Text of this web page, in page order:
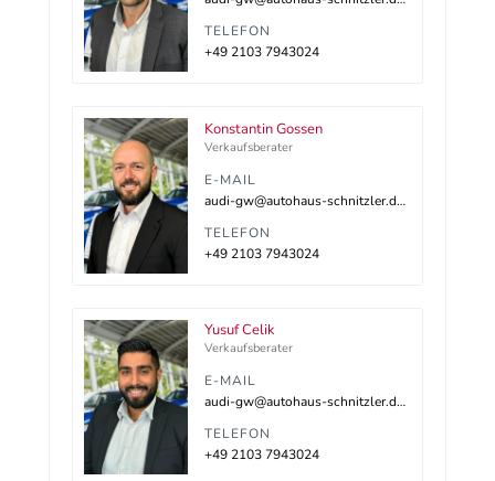
TELEFON
+49 2103 7943024
Konstantin Gossen
Verkaufsberater
E-MAIL
audi-gw@autohaus-schnitzler.dealerdesk.de
TELEFON
+49 2103 7943024
Yusuf Celik
Verkaufsberater
E-MAIL
audi-gw@autohaus-schnitzler.dealerdesk.de
TELEFON
+49 2103 7943024